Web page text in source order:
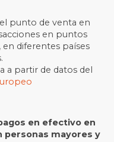
punto de venta en
en puntos
en diferentes países
a partir de datos del
en efectivo en
personas mayores y